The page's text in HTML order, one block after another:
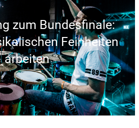
zum Bundesfinale:
Feinheiten
arbeiten